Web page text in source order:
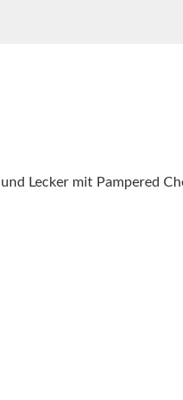
und Lecker mit Pampered